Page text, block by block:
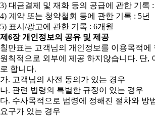
3) 대금결제 및 재화 등의 공급에 관한 기록 :
4) 계약 또는 청약철회 등에 관한 기록 : 5년
5) 표시/광고에 관한 기록 : 6개월
제6장 개인정보의 공유 및 제공
칠만표는 고객님의 개인정보를 이용목적에
원칙적으로 외부에 제공 하지않습니다. 단,
로 합니다.
가. 고객님의 사전 동의가 있는 경우
나. 관련 법령의 특별한 규정이 있는 경우
다. 수사목적으로 법령에 정해진 절차와 방
요구가 있는 경우